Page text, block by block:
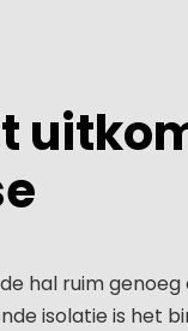
hal ruim
isolatie is het